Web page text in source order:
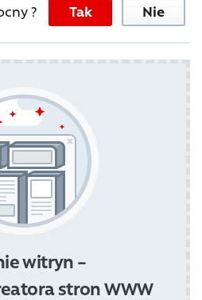
? Tak Nie
witryn –
stron WWW